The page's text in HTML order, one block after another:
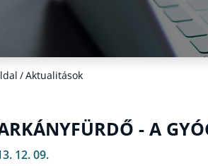
/Aktualitások
- A
12. 09.